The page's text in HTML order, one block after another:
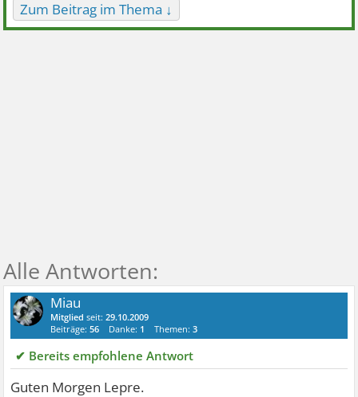
Zum Beitrag im Thema ↓
Miau
Mitglied seit:29.10.2009
Beiträge:56 Danke: 1 Themen:3
✔ Bereits empfohlene Antwort
Guten Morgen Lepre.